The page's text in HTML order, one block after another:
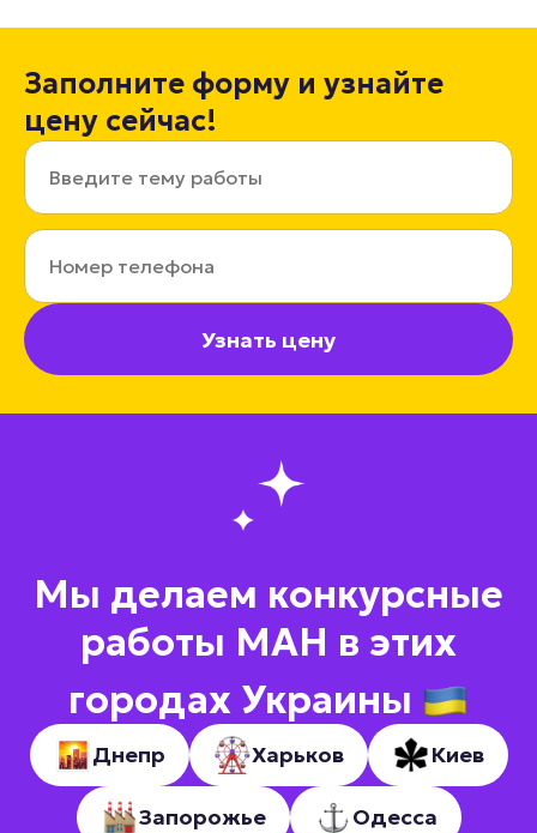
Заполните форму и узнайте
цену сейчас!
Узнать цену
Мы делаем конкурсные
работы МАН в этих
городах Украины
Днепр Харьков Киев
Запорожье Одесса